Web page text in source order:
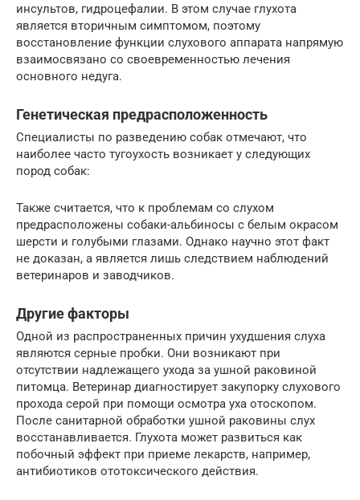
инсультов, гидроцефалии. В этом случае глухота
является вторичным симптомом, поэтому
восстановление функции слухового аппарата напрямую
взаимосвязано со своевременностью лечения
основного недуга.
Генетическая предрасположенность
Специалисты по разведению собак отмечают, что
наиболее часто тугоухость возникает у следующих
пород собак:
Также считается, что к проблемам со слухом
предрасположены собаки-альбиносы с белым окрасом
шерсти и голубыми глазами. Однако научно этот факт
не доказан, а является лишь следствием наблюдений
ветеринаров и заводчиков.
Другие факторы
Одной из распространенных причин ухудшения слуха
являются серные пробки. Они возникают при
отсутствии надлежащего ухода за ушной раковиной
питомца. Ветеринар диагностирует закупорку слухового
прохода серой при помощи осмотра уха отоскопом.
После санитарной обработки ушной раковины слух
восстанавливается. Глухота может развиться как
побочный эффект при приеме лекарств, например,
антибиотиков ототоксического действия.